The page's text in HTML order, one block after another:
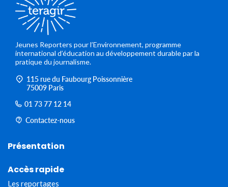
Jeunes Reporters pour l’Environnement, programme
international d’éducation au développement durable par la
pratique du journalisme.
115 rue du Faubourg Poissonnière
75009 Paris
01 73 77 12 14
Contactez-nous
Présentation
Accès rapide
Les reportages